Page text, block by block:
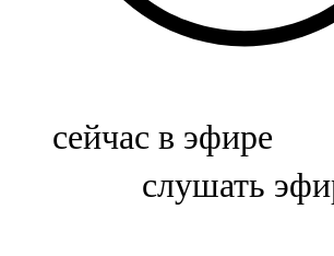
Биләр
Болгар
сейчас в эфире
слушать